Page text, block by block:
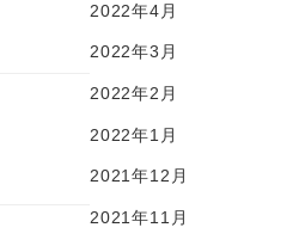
2022年4月
2022年3月
2022年2月
2022年1月
2021年12月
2021年11月